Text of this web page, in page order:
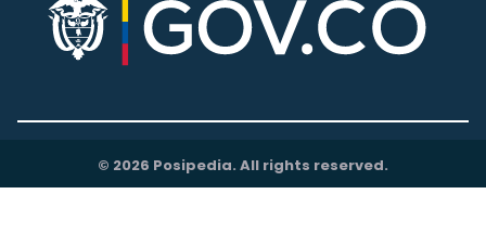
© 2026 Posipedia. All rights reserved.